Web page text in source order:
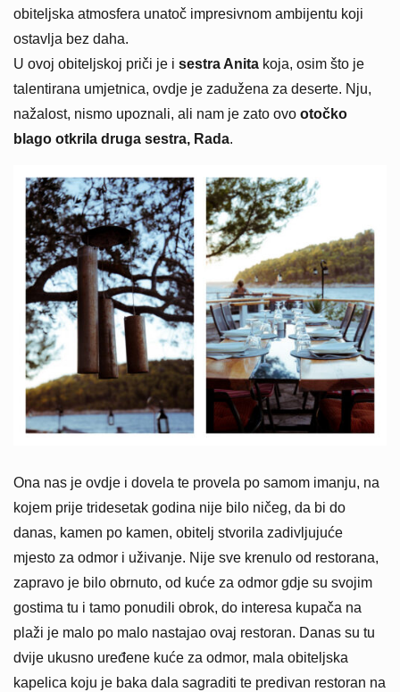
obiteljska atmosfera unatoč impresivnom ambijentu koji
ostavlja bez daha.
U ovoj obiteljskoj priči je i sestra Anita koja, osim što je
talentirana umjetnica, ovdje je zadužena za deserte. Nju,
nažalost, nismo upoznali, ali nam je zato ovo otočko
blago otkrila druga sestra, Rada.
Ona nas je ovdje i dovela te provela po samom imanju, na
kojem prije tridesetak godina nije bilo ničeg, da bi do
danas, kamen po kamen, obitelj stvorila zadivljujuće
mjesto za odmor i uživanje. Nije sve krenulo od restorana,
zapravo je bilo obrnuto, od kuće za odmor gdje su svojim
gostima tu i tamo ponudili obrok, do interesa kupača na
plaži je malo po malo nastajao ovaj restoran. Danas su tu
dvije ukusno uređene kuće za odmor, mala obiteljska
kapelica koju je baka dala sagraditi te predivan restoran na